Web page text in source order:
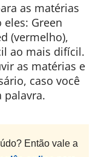
as matérias
Green
(vermelho),
ao mais difícil.
as matérias e
caso você
palavra.
Então vale a